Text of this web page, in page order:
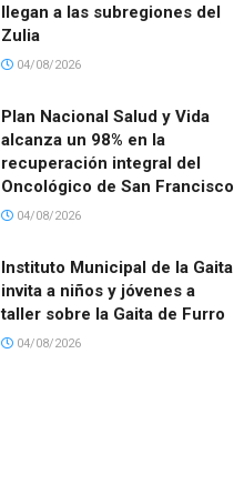
llegan a las subregiones del
Zulia
04/08/2026
Plan Nacional Salud y Vida
alcanza un 98% en la
recuperación integral del
Oncológico de San Francisco
04/08/2026
Instituto Municipal de la Gaita
invita a niños y jóvenes a
taller sobre la Gaita de Furro
04/08/2026